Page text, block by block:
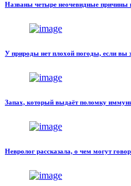
Названы четыре неочевидные причины
У природы нет плохой погоды, если вы
Запах, который выдаёт поломку
Невролог рассказала, о чем могут